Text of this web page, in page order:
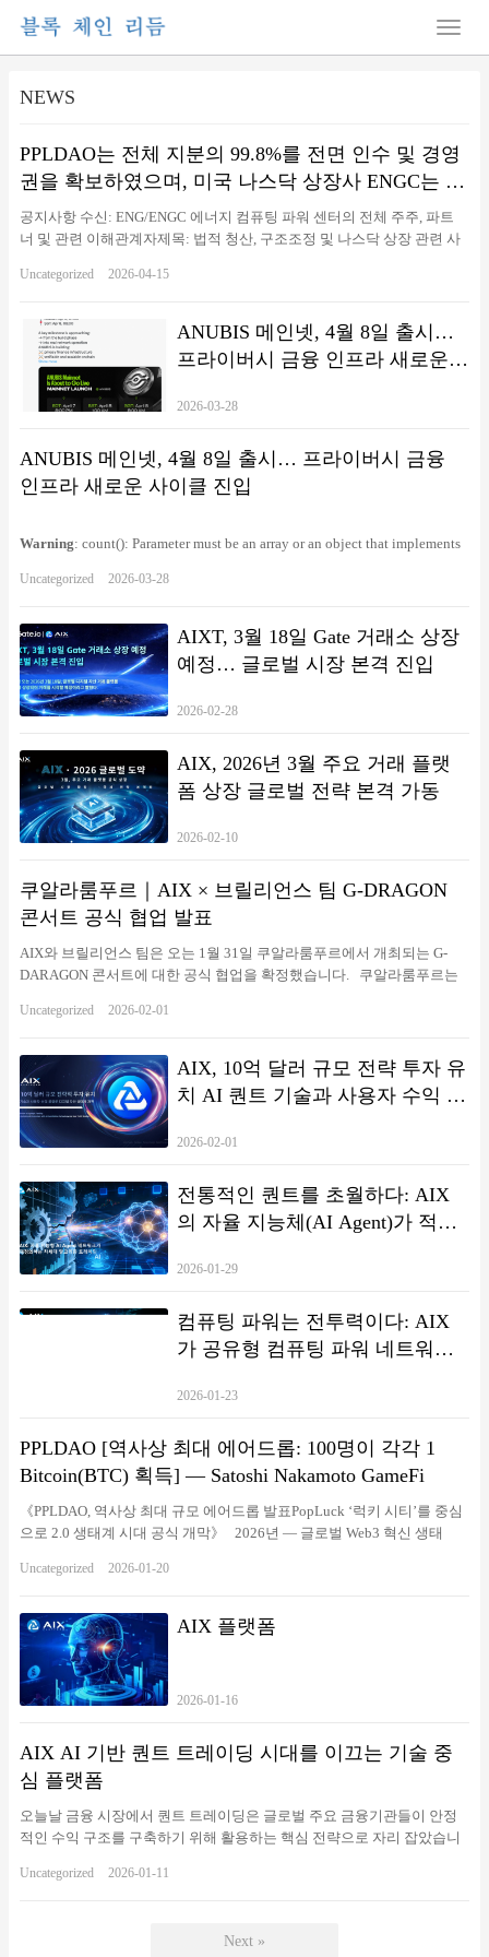
NEWS
PPLDAO는 전체 지분의 99.8%를 전면 인수 및 경영
권을 확보하였으며, 미국 나스닥 상장사 ENGC는 법
적 책임 이전을 통해 PPLDAO HOLDING GROUP
LIMITED로 이전되었습니다.
공지사항 수신: ENG/ENGC 에너지 컴퓨팅 파워 센터의 전체 주주, 파트
너 및 관련 이해관계자제목: 법적 청산, 구조조정 및 나스닥 상장 관련 사
“본 로펌”)이 관련 당사자의 위임을 받아, ENG/ENGC 에너지 컴퓨팅 파워
여 공식 발표하는 내용입니다. 청산절차 본 로펌의 확인에 따르면,
ENG/ENGC 관련 상장 법인은 관련 법령에 따라 이미 청산 절차에 들어갔
습니다. 관련 법규에 따라, 본 청산에는 12개월의 법정 관찰 기간이 적용
됩니다. 이 기간 동안 권리자가 이의를 제기하거나 권리를 주장하거나 법
적 소송을 제기하지 않을 경우, 청산 절차는 법에 따라 진행 및 완료됩니
Uncategorized 2026-04-15
ANUBIS 메인넷, 4월 8일 출시…
프라이버시 금융 인프라 새로운
2026-03-28
ANUBIS 메인넷, 4월 8일 출시… 프라이버시 금융
인프라 새로운 사이클 진입
Warning: count(): Parameter must be an array or an object that implements
includes/formatting.phpon line
Uncategorized 2026-03-28
AIXT, 3월 18일 Gate 거래소 상장
예정… 글로벌 시장 본격 진입
2026-02-28
AIX, 2026년 3월 주요 거래 플랫
폼 상장 글로벌 전략 본격 가동
2026-02-10
쿠알라룸푸르｜AIX × 브릴리언스 팀 G-DRAGON
콘서트 공식 협업 발표
AIX와 브릴리언스 팀은 오는 1월 31일 쿠알라룸푸르에서 개최되는 G-
DARAGON 콘서트에 대한 공식 협업을 확정했습니다. 쿠알라룸푸르는
과 글로벌 문화 영향력을 동시에 갖춘 도시입니다. 여기에 G-DRAGON의
확대와 글로벌 전략을 본격화하는 주요 계기로 평가되고 있습니다. 브릴
리언스 팀은 AIX를 핵심 전략 파트너로 공식 편입했으며,양측은 자원 배
분, 실행 속도, 중장기 목표 전반에 걸쳐 안정적인 협업 구조를 구축해 왔
습니다. 또한 지난 1년간 AIX의 성장과 확장 과정에서 지속적으로 기여해
온 팀 리더 및 주요 협력 파트너들에게 공식적인 감사의 뜻을…
Uncategorized 2026-02-01
AIX, 10억 달러 규모 전략 투자 유
치 AI 퀀트 기술과 사용자 수익 공
2026-02-01
전통적인 퀀트를 초월하다: AIX
의 자율 지능체(AI Agent)가 적응
2026-01-29
컴퓨팅 파워는 전투력이다: AIX
가 공유형 컴퓨팅 파워 네트워크
인프라
2026-01-23
PPLDAO [역사상 최대 에어드롭: 100명이 각각 1
Bitcoin(BTC) 획득] — Satoshi Nakamoto GameFi
《PPLDAO, 역사상 최대 규모 에어드롭 발표PopLuck ‘럭키 시티’를 중심
으로 2.0 생태계 시대 공식 개막》 2026년 — 글로벌 Web3 혁신 생태
될 예정임을 공식 발표하며, PPLDAO 2.0 생태계 시대의 전면적인 개막
키 시티(Dream Lucky City)’**를 중심으로, 엔터테인먼트·공정성·보상·실
질적 가치가 융합된 새로운 온체인 시대를 본격적으로 열게 된다. Satoshi
Nakamoto Game 1.0의 초기 사용자 유입 단계부터, 전면 업그레이드된 1.1
버전과 생태계 구축에 이르기까지, 수백 일간의 커뮤니티와의 동행·최적
화·확장을 거쳐 PPLDAO는 마침내 2.0 생태계 단계로 공식 진입했다. 이
운 Web3 엔터테인먼트 경제의 출발점이다. 1.0에서 1.1까지: PPLDAO
의 성장과 진화 PPLDAO는 2025년 Satoshi Nakamoto Game 1.0을 통
해 첫 번째 불꽃을 지피며, 전 세계 사용자들을 성공적으로 Web3 세계
로 유입시켰다. 누구나 쉽게 참여할 수 있는 Tap-to-Earn 방식은 빠른 사용
자 성장 기반을 구축했으며, 생태계 전체의 첫 번째 진입 관문 역할을 했
는 50만 명에 달했으며, 커뮤니티는 16개 국가 및 지역으로 확장되었다.
벌 커뮤니티 기반을 탄탄히 다졌다. 1.1 — 경험 업그레이드, 가치 확장,
Uncategorized 2026-01-20
AIX 플랫폼
2026-01-16
AIX AI 기반 퀀트 트레이딩 시대를 이끄는 기술 중
심 플랫폼
오늘날 금융 시장에서 퀀트 트레이딩은 글로벌 주요 금융기관들이 안정
적인 수익 구조를 구축하기 위해 활용하는 핵심 전략으로 자리 잡았습니
한계로 인해, 빠르게 변화하는 시장 환경에 즉각적으로 대응하기 어렵다
딩 플랫폼을 구축했습니다.기술적 검증을 바탕으로 한 자동화 전략을 통
Uncategorized 2026-01-11
Next »